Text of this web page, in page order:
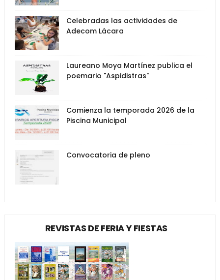
Celebradas las actividades de
Adecom Lácara
Laureano Moya Martínez publica el
poemario "Aspidistras"
Comienza la temporada 2026 de la
Piscina Municipal
Convocatoria de pleno
REVISTAS DE FERIA Y FIESTAS